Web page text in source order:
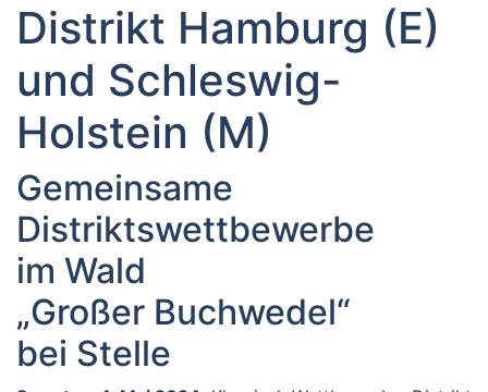
Distrikt Hamburg (E)
und Schleswig-
Holstein (M)
Gemeinsame
Distriktswettbewerbe
im Wald
„Großer Buchwedel“
bei Stelle